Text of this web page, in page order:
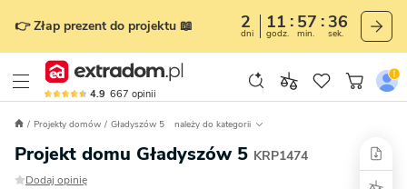
👉 Złap prezent do projektu 📖 2
dni
11
godz.
57
min.
35
sek.
4.9 667 opinii
Projekty domów Gładyszów 5 należy do kategorii
Projekt domu Gładyszów 5 KRP1474
Dodaj opinię